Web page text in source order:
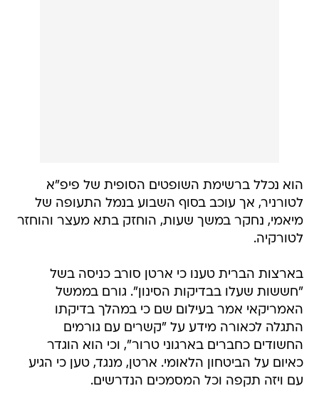
הוא נכלל ברשימת השופטים הסופית של פיפ"א
לטורניר, אך עוכב בסוף השבוע בנמל התעופה של
מיאמי, נחקר במשך שעות, הוחזק בתא מעצר והוחזר
לטורקיה.
בארצות הברית טענו כי ארטן סורב כניסה בשל
"חששות שעלו בבדיקות הסינון". גורם בממשל
האמריקאי אמר בעילום שם כי במהלך בדיקתו
התגלה לכאורה מידע על "קשרים עם גורמים
החשודים כחברים בארגוני טרור", וכי הוא הוגדר
כאיום על הביטחון הלאומי. ארטן, מנגד, טען כי הגיע
עם ויזה תקפה וכל המסמכים הנדרשים.